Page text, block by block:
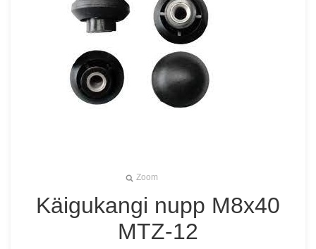
Zoom
Käigukangi nupp M8x40
MTZ-12